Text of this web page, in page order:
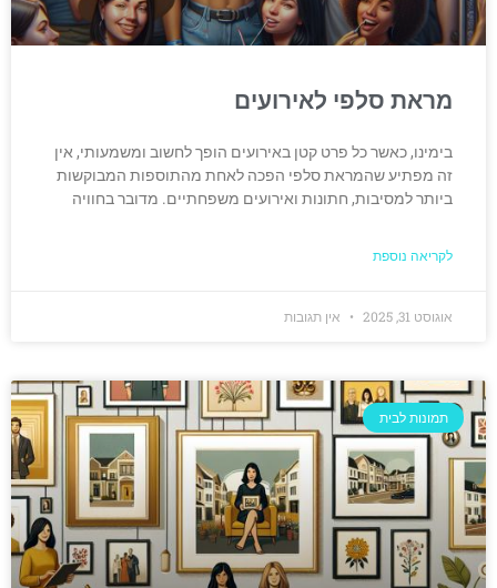
מראת סלפי לאירועים
בימינו, כאשר כל פרט קטן באירועים הופך לחשוב ומשמעותי, אין
זה מפתיע שהמראת סלפי הפכה לאחת מהתוספות המבוקשות
ביותר למסיבות, חתונות ואירועים משפחתיים. מדובר בחוויה
לקריאה נוספת
אוגוסט 31, 2025 אין תגובות
תמונות לבית